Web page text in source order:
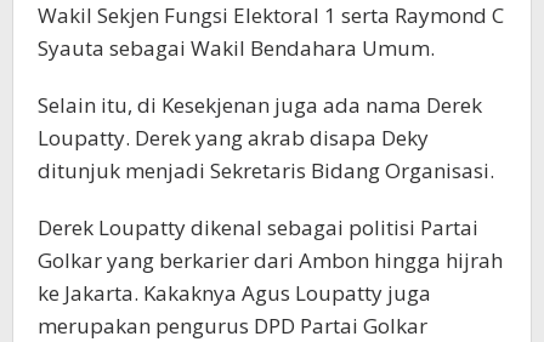
Wakil Sekjen Fungsi Elektoral 1 serta Raymond C
Syauta sebagai Wakil Bendahara Umum.
Selain itu, di Kesekjenan juga ada nama Derek
Loupatty. Derek yang akrab disapa Deky
ditunjuk menjadi Sekretaris Bidang Organisasi.
Derek Loupatty dikenal sebagai politisi Partai
Golkar yang berkarier dari Ambon hingga hijrah
ke Jakarta. Kakaknya Agus Loupatty juga
merupakan pengurus DPD Partai Golkar